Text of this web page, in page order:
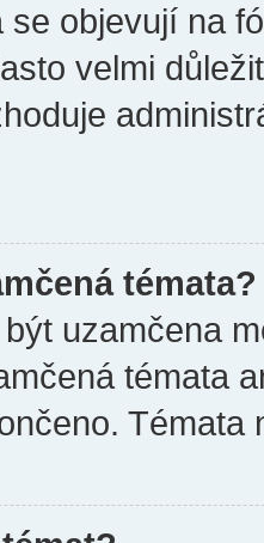
se objevují na
velmi
témata?
uzamčena
témata